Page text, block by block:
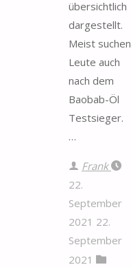
übersichtlich
dargestellt.
Meist suchen
Leute auch
nach dem
Baobab-Öl
Testsieger.
…
Frank
22.
September
2021 22.
September
2021